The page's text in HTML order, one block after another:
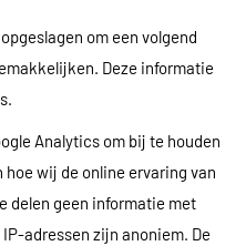
om een volgend
Deze informatie
Analytics om bij te houden
wij de online ervaring van
delen geen informatie met
adressen zijn anoniem. De